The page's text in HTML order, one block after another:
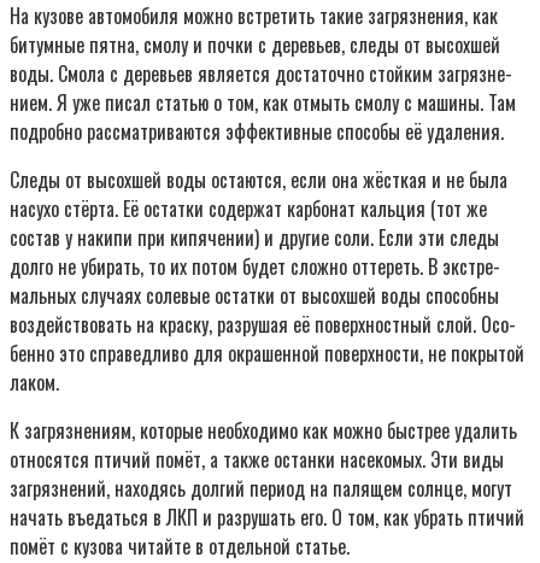
На кузо­ве авто­мо­би­ля мож­но встре­тить такие загряз­не­ния, как
битум­ные пят­на, смо­лу и поч­ки с дере­вьев, сле­ды от высох­шей
воды. Смо­ла с дере­вьев явля­ет­ся доста­точ­но стой­ким загряз­не­
ни­ем. Я уже писал ста­тью о том, как отмыть смо­лу с маши­ны. Там
подроб­но рас­смат­ри­ва­ют­ся эффек­тив­ные спо­со­бы её удаления.
Сле­ды от высох­шей воды оста­ют­ся, если она жёст­кая и не была
насу­хо стёр­та. Её остат­ки содер­жат кар­бо­нат каль­ция (тот же
состав у наки­пи при кипя­че­нии) и дру­гие соли. Если эти сле­ды
дол­го не уби­рать, то их потом будет слож­но отте­реть. В экс­тре­
маль­ных слу­ча­ях соле­вые остат­ки от высох­шей воды спо­соб­ны
воз­дей­ство­вать на крас­ку, раз­ру­шая её поверх­ност­ный слой. Осо­
бен­но это спра­вед­ли­во для окра­шен­ной поверх­но­сти, не покры­той
лаком.
К загряз­не­ни­ям, кото­рые необ­хо­ди­мо как мож­но быст­рее уда­лить
отно­сят­ся пти­чий помёт, а так­же остан­ки насе­ко­мых. Эти виды
загряз­не­ний, нахо­дясь дол­гий пери­од на паля­щем солн­це, могут
начать въедать­ся в ЛКП и раз­ру­шать его. О том, как убрать пти­чий
помёт с кузо­ва читай­те в отдель­ной статье.